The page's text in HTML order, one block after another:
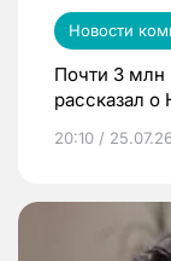
Новости
Почти 3
рассказал
20:10 / 25.07.26